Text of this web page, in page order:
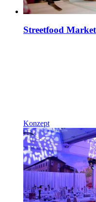
Streetfood Market
Konzept